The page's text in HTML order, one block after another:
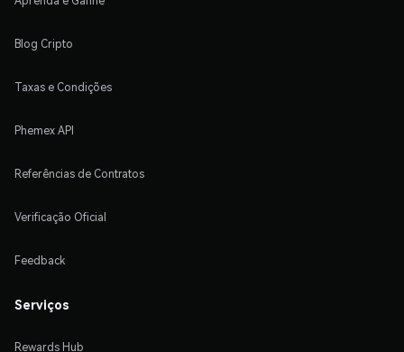
Blog Cripto
Taxas e Condições
Phemex API
Referências de Contratos
Verificação Oficial
Feedback
Serviços
Rewards Hub